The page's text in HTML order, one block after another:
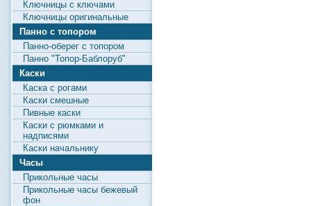
Ключницы с ключами
Ключницы оригинальные
Панно с топором
Панно-оберег с топором
Панно "Топор-Баблоруб"
Каски
Каска с рогами
Каски смешные
Пивные каски
Каски с рюмками и
надписями
Каски начальнику
Часы
Прикольные часы
Прикольные часы бежевый
фон